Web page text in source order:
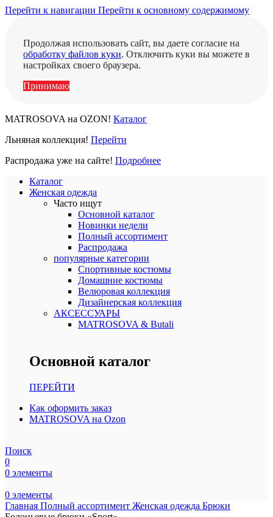
Перейти к навигации Перейти к основному содержимому
Продолжая использовать сайт, вы даете согласие на
обработку файлов куки. Отключить куки вы можете в
настройках своего браузера.
Принимаю
MATROSOVA на OZON! Каталог
Льняная коллекция! Перейти
Распродажа уже на сайте! Подробнее
Каталог
Женская одежда
Часто ищут
Основной каталог
Новинки недели
Полный ассортимент
Распродажа
популярные категории
Спортивные костюмы
Домашние костюмы
Велюровая коллекция
Дизайнерская коллекция
АКСЕССУАРЫ
MATROSOVA & Butali
Основной каталог
ПЕРЕЙТИ
Как оформить заказ
MATROSOVA на Ozon
Поиск
0
0 элементы
0 элементы
Главная Полный ассортимент Женская одежда Брюки